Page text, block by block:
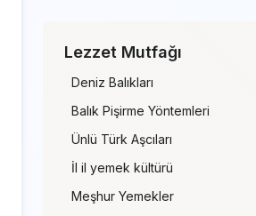
Lezzet Mutfağı
Deniz Balıkları
Balık Pişirme Yöntemleri
Ünlü Türk Aşcıları
İl il yemek kültürü
Meşhur Yemekler